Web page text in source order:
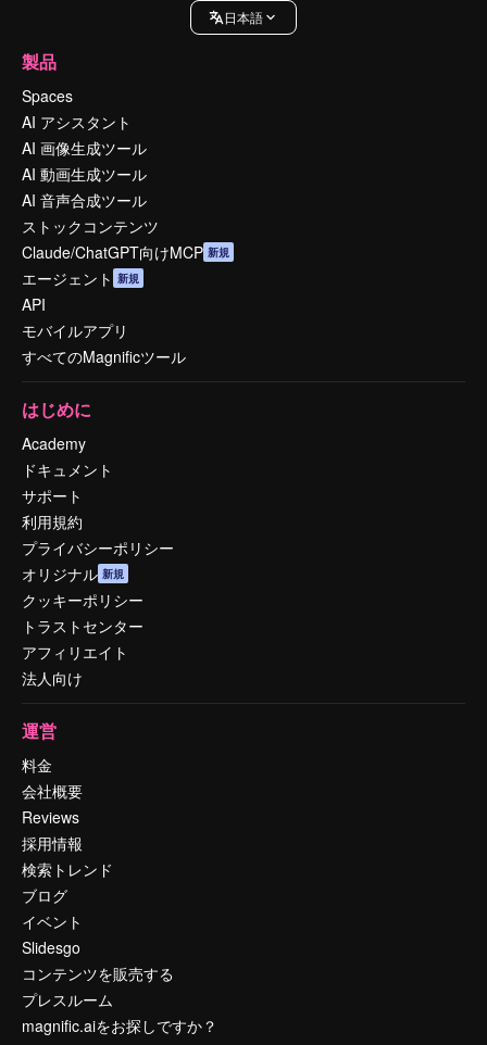
日本語
製品
Spaces
AI アシスタント
AI 画像生成ツール
AI 動画生成ツール
AI 音声合成ツール
ストックコンテンツ
Claude/ChatGPT向けMCP 新規
エージェント 新規
API
モバイルアプリ
すべてのMagnificツール
はじめに
Academy
ドキュメント
サポート
利用規約
プライバシーポリシー
オリジナル 新規
クッキーポリシー
トラストセンター
アフィリエイト
法人向け
運営
料金
会社概要
Reviews
採用情報
検索トレンド
ブログ
イベント
Slidesgo
コンテンツを販売する
プレスルーム
magnific.aiをお探しですか？